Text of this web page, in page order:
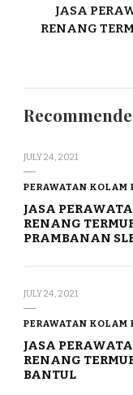
JASA
RENANG
JULY 24, 2021
PERAWATAN KOLAM
JASA
RENANG
PRAMBANAN
JULY 24, 2021
PERAWATAN KOLAM
JASA
RENANG
BANTUL